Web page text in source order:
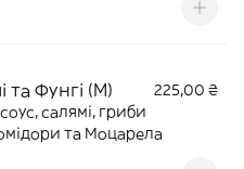
та Фунгі (M)
225,00 ₴
салямі, гриби
та Моцарела